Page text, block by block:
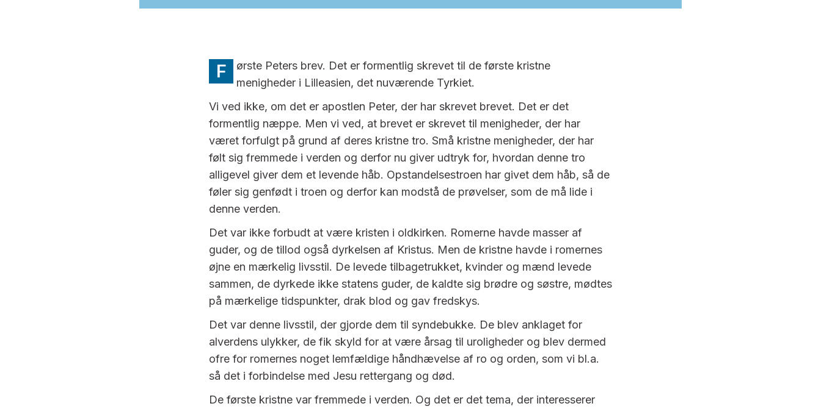
F
ørste Peters brev. Det er formentlig skrevet til de første kristne
menigheder i Lilleasien, det nuværende Tyrkiet.
Vi ved ikke, om det er apostlen Peter, der har skrevet brevet. Det er det
formentlig næppe. Men vi ved, at brevet er skrevet til menigheder, der har
været forfulgt på grund af deres kristne tro. Små kristne menigheder, der har
følt sig fremmede i verden og derfor nu giver udtryk for, hvordan denne tro
alligevel giver dem et levende håb. Opstandelsestroen har givet dem håb, så de
føler sig genfødt i troen og derfor kan modstå de prøvelser, som de må lide i
denne verden.
Det var ikke forbudt at være kristen i oldkirken. Romerne havde masser af
guder, og de tillod også dyrkelsen af Kristus. Men de kristne havde i romernes
øjne en mærkelig livsstil. De levede tilbagetrukket, kvinder og mænd levede
sammen, de dyrkede ikke statens guder, de kaldte sig brødre og søstre, mødtes
på mærkelige tidspunkter, drak blod og gav fredskys.
Det var denne livsstil, der gjorde dem til syndebukke. De blev anklaget for
alverdens ulykker, de fik skyld for at være årsag til uroligheder og blev dermed
ofre for romernes noget lemfældige håndhævelse af ro og orden, som vi bl.a.
så det i forbindelse med Jesu rettergang og død.
De første kristne var fremmede i verden. Og det er det tema, der interesserer